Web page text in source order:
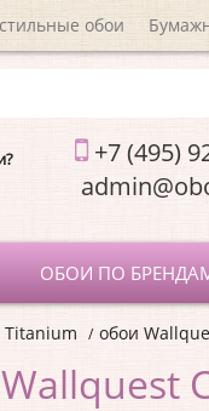
обои
+7 (495)
ОБОИ ПО
Titanium обои